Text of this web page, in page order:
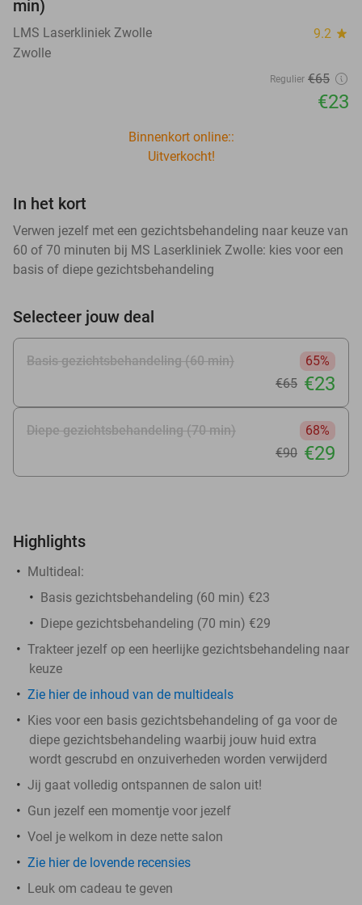
min)
LMS Laserkliniek Zwolle 9.2 star
Zwolle
Regulier €65
€23
Binnenkort online::
Uitverkocht!
In het kort
Verwen jezelf met een gezichtsbehandeling naar keuze van
60 of 70 minuten bij MS Laserkliniek Zwolle: kies voor een
basis of diepe gezichtsbehandeling
Selecteer jouw deal
Basis gezichtsbehandeling (60 min)
65%
€65 €23
Diepe gezichtsbehandeling (70 min)
68%
€90 €29
Highlights
Multideal:
Basis gezichtsbehandeling (60 min) €23
Diepe gezichtsbehandeling (70 min) €29
Trakteer jezelf op een heerlijke gezichtsbehandeling naar
keuze
Zie hier de inhoud van de multideals
Kies voor een basis gezichtsbehandeling of ga voor de
diepe gezichtsbehandeling waarbij jouw huid extra
wordt gescrubd en onzuiverheden worden verwijderd
Jij gaat volledig ontspannen de salon uit!
Gun jezelf een momentje voor jezelf
Voel je welkom in deze nette salon
Zie hier de lovende recensies
Leuk om cadeau te geven